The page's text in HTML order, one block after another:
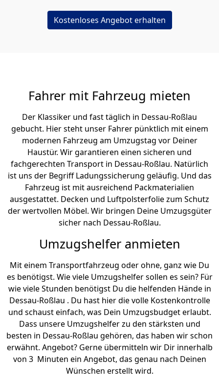
Kostenloses Angebot erhalten
Fahrer mit Fahrzeug mieten
Der Klassiker und fast täglich in Dessau-Roßlau
gebucht. Hier steht unser Fahrer pünktlich mit einem
modernen Fahrzeug am Umzugstag vor Deiner
Haustür. Wir garantieren einen sicheren und
fachgerechten Transport in Dessau-Roßlau. Natürlich
ist uns der Begriff Ladungssicherung geläufig. Und das
Fahrzeug ist mit ausreichend Packmaterialien
ausgestattet. Decken und Luftpolsterfolie zum Schutz
der wertvollen Möbel. Wir bringen Deine Umzugsgüter
sicher nach Dessau-Roßlau.
Umzugshelfer anmieten
Mit einem Transportfahrzeug oder ohne, ganz wie Du
es benötigst. Wie viele Umzugshelfer sollen es sein? Für
wie viele Stunden benötigst Du die helfenden Hände in
Dessau-Roßlau . Du hast hier die volle Kostenkontrolle
und schaust einfach, was Dein Umzugsbudget erlaubt.
Dass unsere Umzugshelfer zu den stärksten und
besten in Dessau-Roßlau gehören, das haben wir schon
erwähnt. Angebot? Gerne übermitteln wir Dir innerhalb
von 3 Minuten ein Angebot, das genau nach Deinen
Wünschen erstellt wird.